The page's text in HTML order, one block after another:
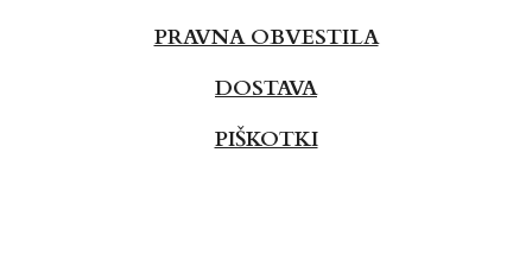
PRAVNA OBVESTILA
DOSTAVA
PIŠKOTKI